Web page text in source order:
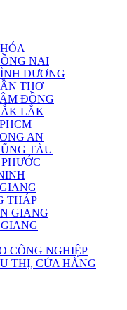
NAI
DƯƠNG
THƠ
ĐỒNG
LẮK
AN
TÀU
THÁP
GIANG
CÔNG NGHIỆP
THỊ, CỬA HÀNG